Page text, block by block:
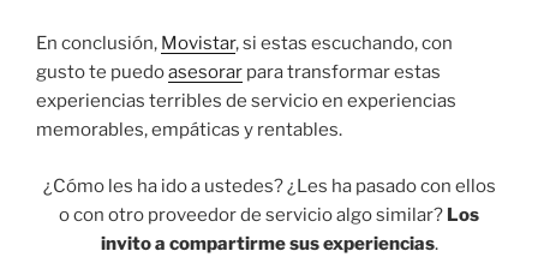
En conclusión, Movistar, si estas escuchando, con
gusto te puedoasesorar para transformar estas
experiencias terribles de servicio en experiencias
memorables, empáticas y rentables.
¿Cómo les ha ido a ustedes? ¿Les ha pasado con ellos
o con otro proveedor de servicio algo similar? Los
invito a compartirme sus experiencias.